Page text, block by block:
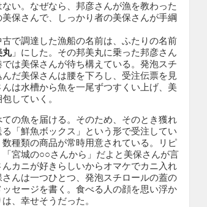
い。なぜなら、邦彦さんが漁を教わった
保さんで、しっかり者の美保さんが手綱
で調達した漁船の名前は、ふたりの名前
丸」にした。その邦美丸に乗った邦彦さん
は美保さんが待ち構えている。発泡スチ
だ美保さんは腰を下ろし、受注伝票を見
は水槽から魚を一尾ずつすくい上げ、美
していく。
の魚を届ける。そのため、そのとき獲れ
「鮮魚ボックス」という形で受注してい
種類の商品が常時用意されている。リピ
宮城の○○さんから」だよと美保さんが言
カニが好きらしいからオマケでカニ入れ
んは一つひとつ、発泡スチロールの蓋の
セージを書く。食べる人の顔を思い浮か
、幸せそうだった。